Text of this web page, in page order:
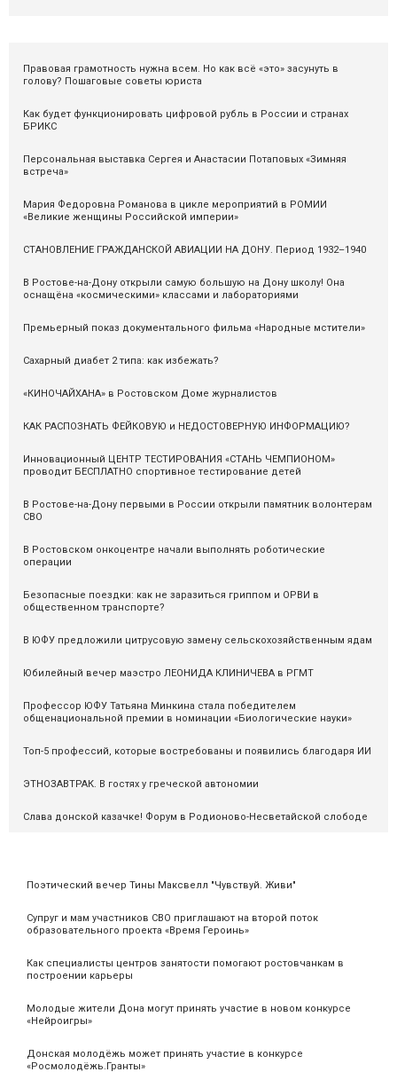
Поэтический вечер Тины Максвелл "Чувствуй. Живи"
Супруг и мам участников СВО приглашают на второй поток
образовательного проекта «Время Героинь»
Как специалисты центров занятости помогают ростовчанкам в
построении карьеры
Молодые жители Дона могут принять участие в новом конкурсе
«Нейроигры»
Донская молодёжь может принять участие в конкурсе
«Росмолодёжь.Гранты»
Правовая грамотность нужна всем. Но как всё «это» засунуть в
голову? Пошаговые советы юриста
Как будет функционировать цифровой рубль в России и странах
БРИКС
Персональная выставка Сергея и Анастасии Потаповых «Зимняя
встреча»
Мария Федоровна Романова в цикле мероприятий в РОМИИ
«Великие женщины Российской империи»
СТАНОВЛЕНИЕ ГРАЖДАНСКОЙ АВИАЦИИ НА ДОНУ. Период 1932–1940
В Ростове-на-Дону открыли самую большую на Дону школу! Она
оснащёна «космическими» классами и лабораториями
Премьерный показ документального фильма «Народные мстители»
Сахарный диабет 2 типа: как избежать?
«КИНОЧАЙХАНА» в Ростовском Доме журналистов
КАК РАСПОЗНАТЬ ФЕЙКОВУЮ и НЕДОСТОВЕРНУЮ ИНФОРМАЦИЮ?
Инновационный ЦЕНТР ТЕСТИРОВАНИЯ «СТАНЬ ЧЕМПИОНОМ»
проводит БЕСПЛАТНО спортивное тестирование детей
В Ростове-на-Дону первыми в России открыли памятник волонтерам
СВО
В Ростовском онкоцентре начали выполнять роботические
операции
Безопасные поездки: как не заразиться гриппом и ОРВИ в
общественном транспорте?
В ЮФУ предложили цитрусовую замену сельскохозяйственным ядам
Юбилейный вечер маэстро ЛЕОНИДА КЛИНИЧЕВА в РГМТ
Профессор ЮФУ Татьяна Минкина стала победителем
общенациональной премии в номинации «Биологические науки»
Топ-5 профессий, которые востребованы и появились благодаря ИИ
ЭТНОЗАВТРАК. В гостях у греческой автономии
Слава донской казачке! Форум в Родионово-Несветайской слободе